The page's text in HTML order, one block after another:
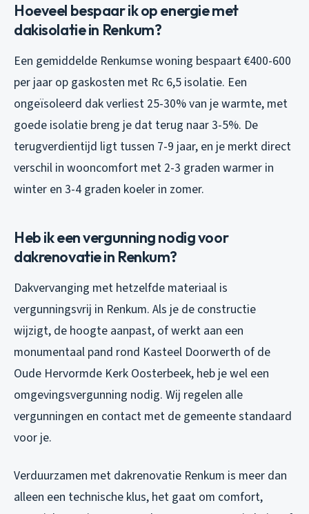
Hoeveel bespaar ik op energie met
dakisolatie in Renkum?
Een gemiddelde Renkumse woning bespaart €400-600
per jaar op gaskosten met Rc 6,5 isolatie. Een
ongeïsoleerd dak verliest 25-30% van je warmte, met
goede isolatie breng je dat terug naar 3-5%. De
terugverdientijd ligt tussen 7-9 jaar, en je merkt direct
verschil in wooncomfort met 2-3 graden warmer in
winter en 3-4 graden koeler in zomer.
Heb ik een vergunning nodig voor
dakrenovatie in Renkum?
Dakvervanging met hetzelfde materiaal is
vergunningsvrij in Renkum. Als je de constructie
wijzigt, de hoogte aanpast, of werkt aan een
monumentaal pand rond Kasteel Doorwerth of de
Oude Hervormde Kerk Oosterbeek, heb je wel een
omgevingsvergunning nodig. Wij regelen alle
vergunningen en contact met de gemeente standaard
voor je.
Verduurzamen met dakrenovatie Renkum is meer dan
alleen een technische klus, het gaat om comfort,